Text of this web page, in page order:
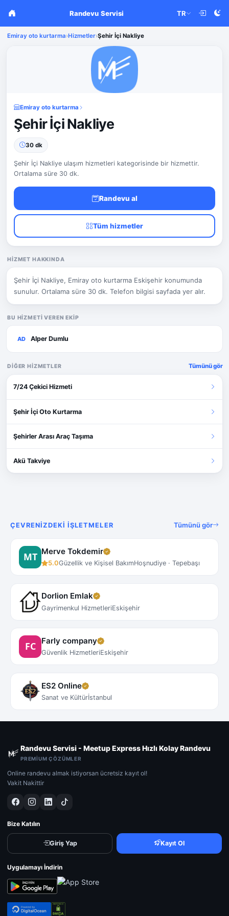
Randevu Servisi TR
Emiray oto kurtarma›Hizmetler›Şehir İçi Nakliye
Emiray oto kurtarma
Şehir İçi Nakliye
30 dk
Şehir İçi Nakliye ulaşım hizmetleri kategorisinde bir hizmettir.
Ortalama süre 30 dk.
Randevu al
Tüm hizmetler
HIZMET HAKKINDA
Şehir İçi Nakliye, Emiray oto kurtarma Eskişehir konumunda
sunulur. Ortalama süre 30 dk. Telefon bilgisi sayfada yer alır.
BU HIZMETI VEREN EKIP
AD Alper Dumlu
DIĞER HIZMETLER Tümünü gör
7/24 Çekici Hizmeti
Şehir İçi Oto Kurtarma
Şehirler Arası Araç Taşıma
Akü Takviye
ÇEVRENIZDEKI İŞLETMELER Tümünü gör
Merve Tokdemir
5.0Güzellik ve Kişisel BakımHoşnudiye · Tepebaşı
Dorlion Emlak
Gayrimenkul HizmetleriEskişehir
Farly company
Güvenlik HizmetleriEskişehir
ES2 Online
Sanat ve Kültürİstanbul
Randevu Servisi - Meetup Express Hızlı Kolay Randevu
PREMIUM ÇÖZÜMLER
Online randevu almak istiyorsan ücretsiz kayıt ol!
Vakit Nakittir
Bize Katılın
Giriş Yap Kayıt Ol
Uygulamayı İndirin